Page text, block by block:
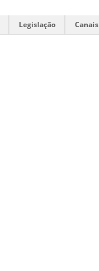
Legislação Canais